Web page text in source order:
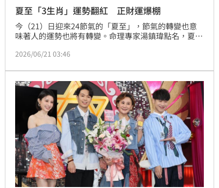
夏至「3生肖」運勢翻紅 正財運爆棚
今（21）日迎來24節氣的「夏至」，節氣的轉變也意
味著人的運勢也將有轉變。命理專家湯鎮瑋點名，夏至
2026/06/21 03:46